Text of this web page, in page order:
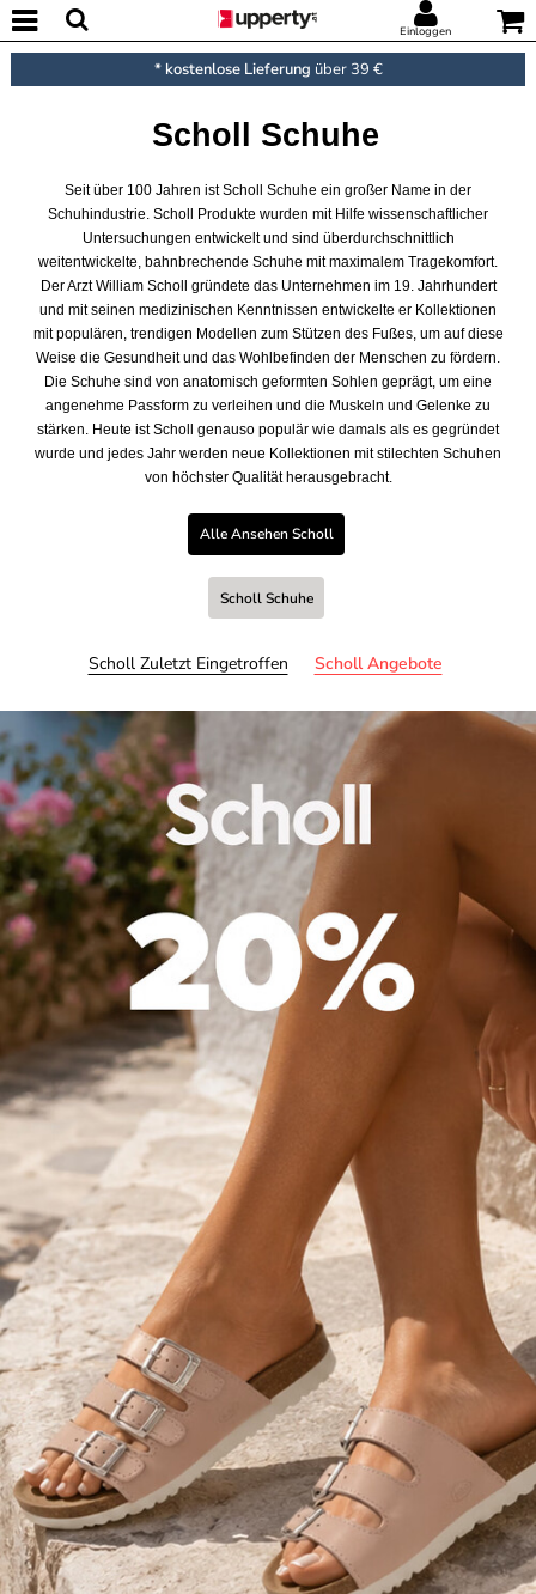
Einloggen
* kostenlose Lieferung über 39 €
Scholl Schuhe
Seit über 100 Jahren ist Scholl Schuhe ein großer Name in der
Schuhindustrie. Scholl Produkte wurden mit Hilfe wissenschaftlicher
Untersuchungen entwickelt und sind überdurchschnittlich
weitentwickelte, bahnbrechende Schuhe mit maximalem Tragekomfort.
Der Arzt William Scholl gründete das Unternehmen im 19. Jahrhundert
und mit seinen medizinischen Kenntnissen entwickelte er Kollektionen
mit populären, trendigen Modellen zum Stützen des Fußes, um auf diese
Weise die Gesundheit und das Wohlbefinden der Menschen zu fördern.
Die Schuhe sind von anatomisch geformten Sohlen geprägt, um eine
angenehme Passform zu verleihen und die Muskeln und Gelenke zu
stärken. Heute ist Scholl genauso populär wie damals als es gegründet
wurde und jedes Jahr werden neue Kollektionen mit stilechten Schuhen
von höchster Qualität herausgebracht.
Alle Ansehen Scholl
Scholl Schuhe
Scholl Zuletzt Eingetroffen Scholl Angebote